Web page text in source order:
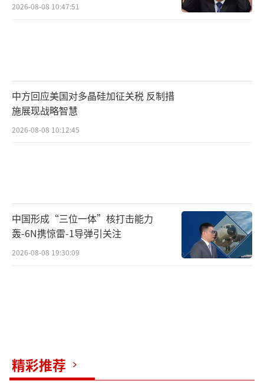
2026-08-08 10:47:51
中方回应美国对多晶硅加征关税 反制措
施展现战略智慧
2026-08-08 10:12:45
中国形成“三位一体”核打击能力
轰-6N携惊雷-1导弹引关注
2026-08-08 19:30:09
精彩推荐